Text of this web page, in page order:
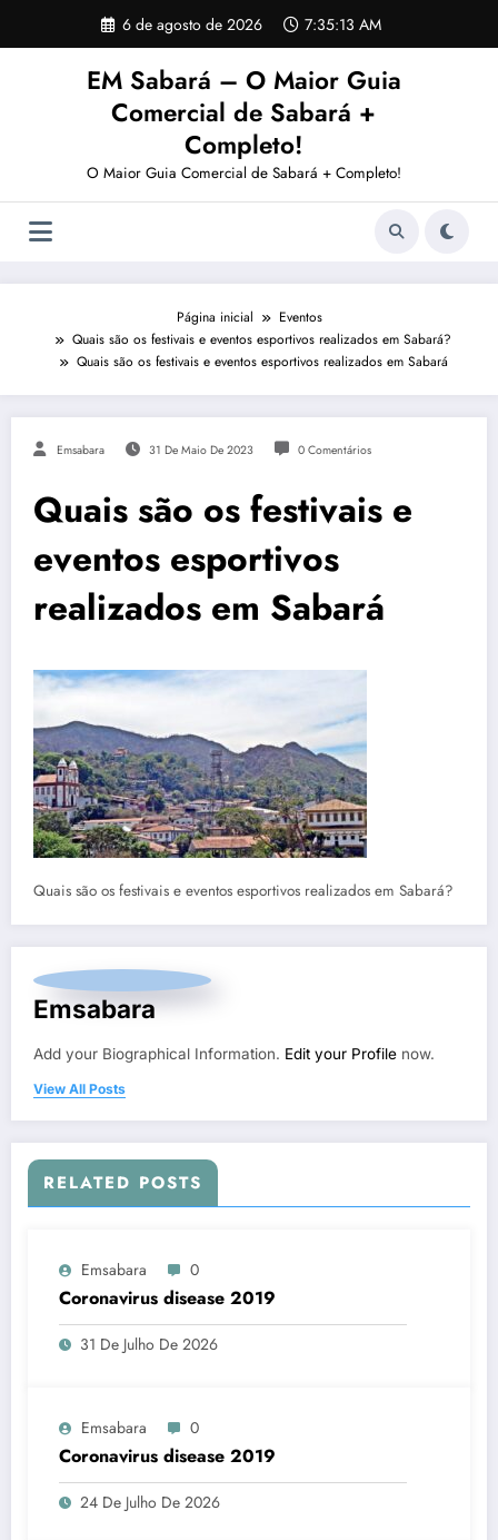
o
6 de agosto de 2026 7:35:13 AM
EM Sabará – O Maior Guia
Comercial de Sabará +
Completo!
O Maior Guia Comercial de Sabará + Completo!
Página inicial
Eventos
Quais são os festivais e eventos esportivos realizados em Sabará?
Quais são os festivais e eventos esportivos realizados em Sabará
Emsabara 31 De Maio De 2023 0 Comentários
Quais são os festivais e
eventos esportivos
realizados em Sabará
Quais são os festivais e eventos esportivos realizados em Sabará?
Emsabara
Add your Biographical Information. Edit your Profile now.
View All Posts
RELATED POSTS
Emsabara 0
Coronavirus disease 2019
31 De Julho De 2026
Emsabara 0
Coronavirus disease 2019
24 De Julho De 2026